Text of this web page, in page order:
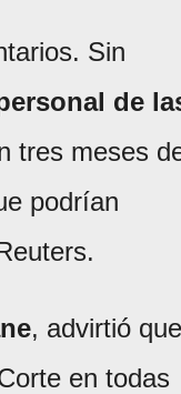
Sin
de
tres meses
podrían
, advirtió que
en todas